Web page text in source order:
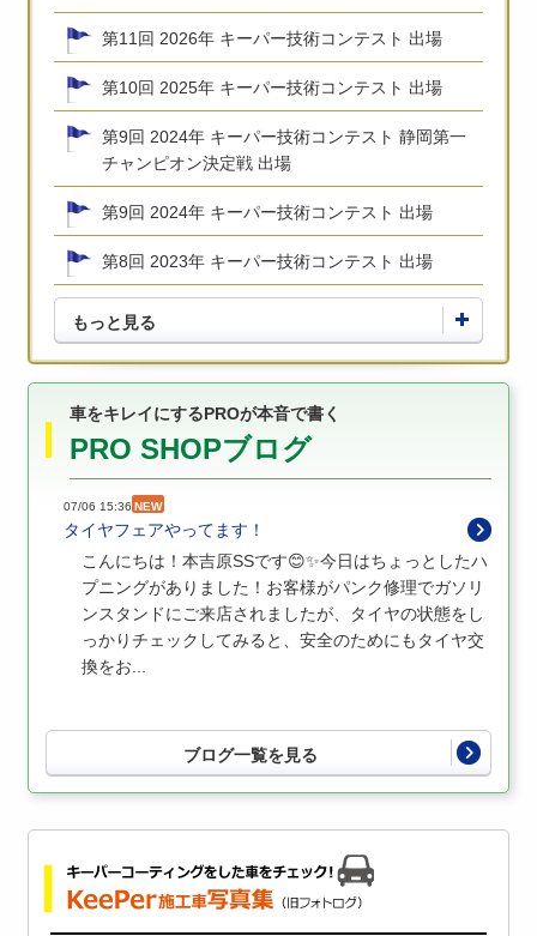
第11回 2026年 キーパー技術コンテスト 出場
第10回 2025年 キーパー技術コンテスト 出場
第9回 2024年 キーパー技術コンテスト 静岡第一
チャンピオン決定戦 出場
第9回 2024年 キーパー技術コンテスト 出場
第8回 2023年 キーパー技術コンテスト 出場
もっと見る
車をキレイにするPROが本音で書く
PRO SHOPブログ
07/06 15:36 NEW
タイヤフェアやってます！
こんにちは！本吉原SSです😊✨今日はちょっとしたハ
プニングがありました！お客様がパンク修理でガソリ
ンスタンドにご来店されましたが、タイヤの状態をし
っかりチェックしてみると、安全のためにもタイヤ交
換をお...
ブログ一覧を見る